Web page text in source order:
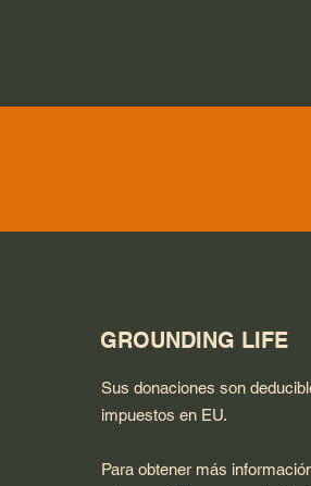
GROUNDING LIFE
Sus donaciones son
impuestos en EU.
Para obtener más